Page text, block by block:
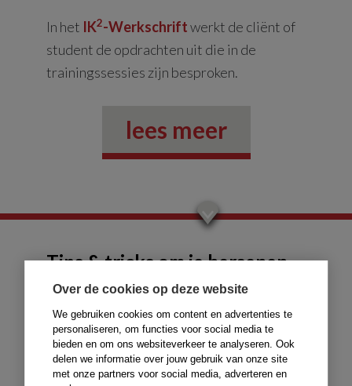
Over de cookies op deze website
We gebruiken cookies om content en advertenties te
personaliseren, om functies voor social media te
bieden en om ons websiteverkeer te analyseren. Ook
delen we informatie over jouw gebruik van onze site
met onze partners voor social media, adverteren en
In het IK2-Werkschriftwerkt de cliënt of
student de opdrachten uit die in de
trainingssessies zijn besproken.
lees meer
Tips & tricks om je hersenen
te ontwikkelen en je doelen te
bereiken
Wil jij in onze snel veranderende wereld
op lange termijn succesvol zijn? Dan heb je
je brein nodig, en wel het executive brein.